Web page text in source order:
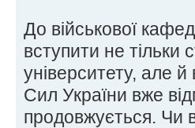
До військової
вступити не тільки
університету, але
Сил України вже
продовжується. Чи